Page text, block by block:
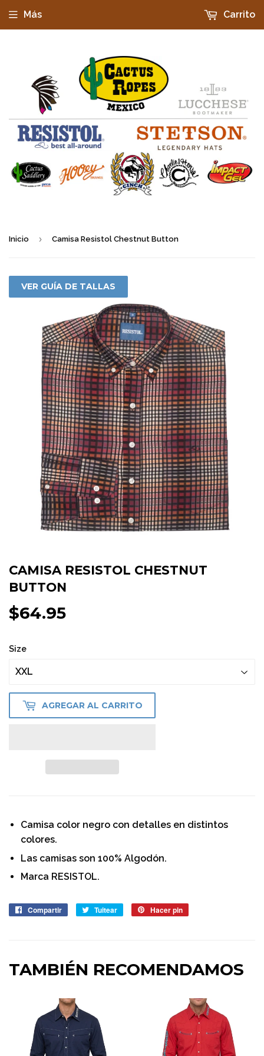
Más Carrito
Inicio › Camisa Resistol Chestnut Button
VER GUÍA DE TALLAS
CAMISA RESISTOL CHESTNUT
BUTTON
$64.95
Size
AGREGAR AL CARRITO
Camisa color negro con detalles en distintos
colores.
Las camisas son 100% Algodón.
Marca RESISTOL.
Compartir
CompartirTuitear
Tuitear Hacer pin
TAMBIÉN RECOMENDAMOS